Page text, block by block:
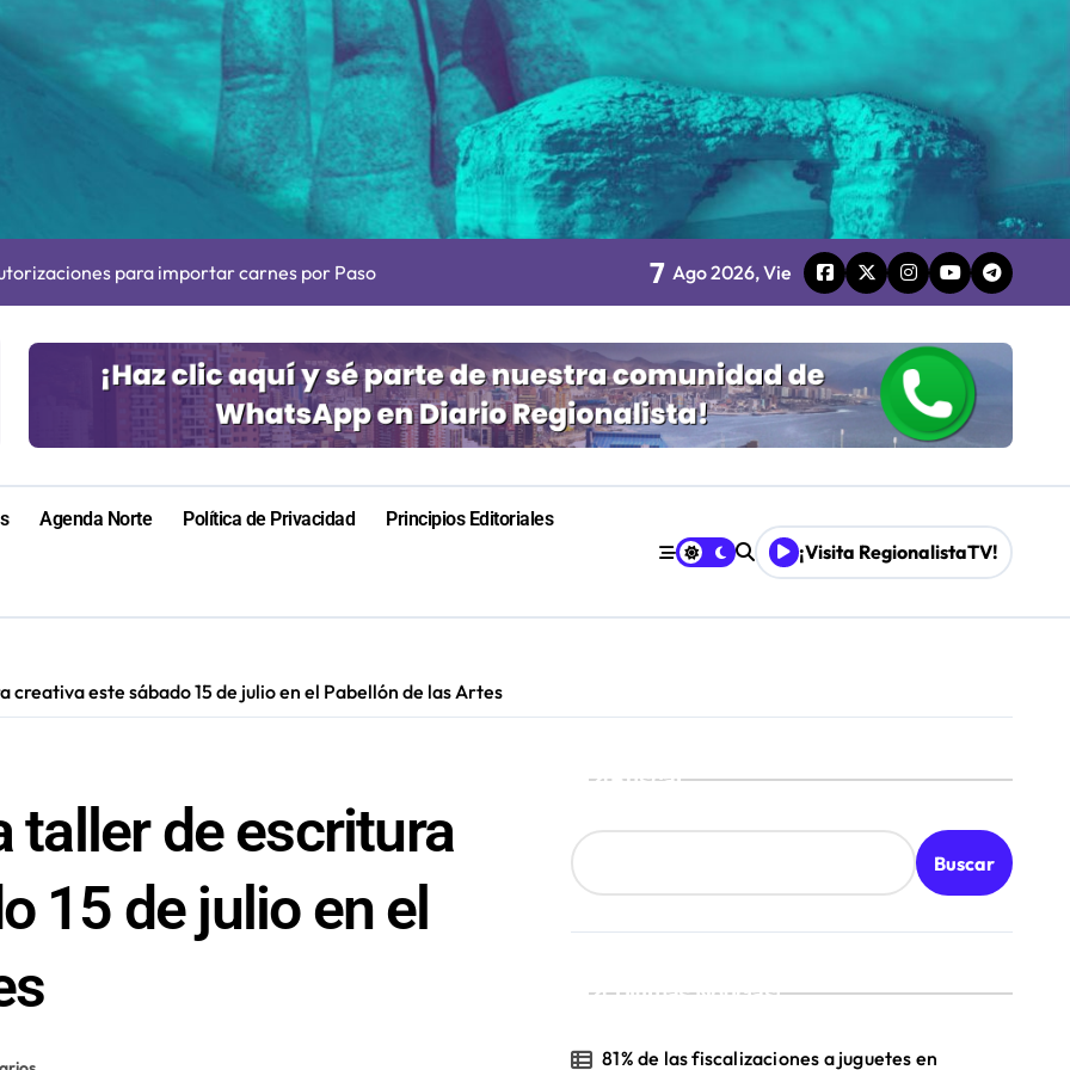
información”: Colegio de Periodistas cuestiona la “Ley Mordaza 2.0”
Antofagasta termina en sumarios sanitarios
para importar carnes por Paso Jama
en Maldivas, Portugal y Brasil por el Tour Mundial de Bodyboard
nuevas contrataciones en la Región Antofagasta
transparentar datos ante controvertida medida que evalúa el Gobierno
estar de acuerdo con privatizar Codelco a defender una empresa 100% estatal
de 60 personas en San Pedro de Atacama
Antofagasta termina en sumarios sanitarios
7 Ago 2026, Vie
Agenda Norte Política de Privacidad Principios Editoriales
¡Visita RegionalistaTV!
este sábado 15 de julio en el Pabellón de las Artes
taller de escritura
15 de julio en el
Buscar
Buscar
¡Ultimas Noticias!
81% de las fiscalizaciones a juguetes en